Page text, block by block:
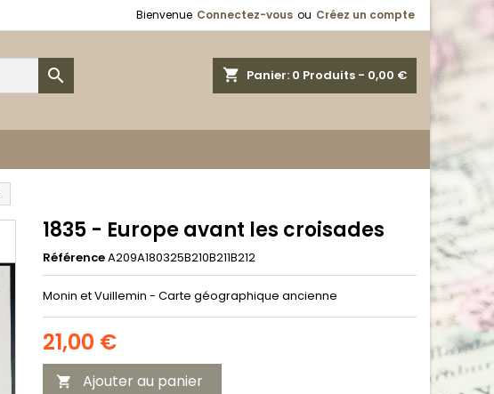
Bienvenue Connectez-vous ou Créez un compte
shopping_cart Panier: 0 Produits - 0,00 €

1835 - Europe avant les croisades
RéférenceA209A180325B210B211B212
Monin et Vuillemin - Carte géographique ancienne
21,00 €
 Ajouter au panier